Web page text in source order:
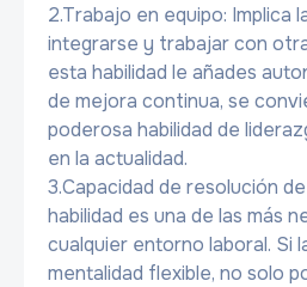
2.Trabajo en equipo: Implica
integrarse y trabajar con
esta habilidad le añades
de mejora continua, se
poderosa habilidad de
en la actualidad.
3.Capacidad de resolución
habilidad es una de las más
cualquier entorno laboral. Si
mentalidad flexible, no solo